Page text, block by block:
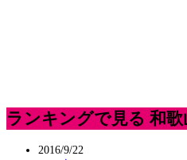
ランキングで見る 和
2016/9/22